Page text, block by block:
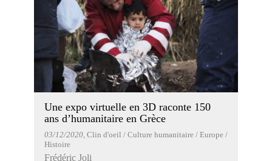
Une expo virtuelle en 3D raconte 150
ans d’humanitaire en Grèce
03/12/2020, Clin d'oeil / Culture humanitaire / Europe /
Histoire
Frédéric Joli